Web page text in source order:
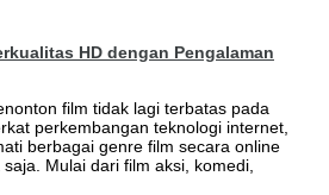
HD dengan Pengalaman
film tidak lagi terbatas pada
perkembangan teknologi internet,
berbagai genre film secara online
Mulai dari film aksi, komedi,